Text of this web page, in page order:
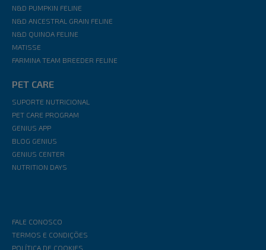
N&D PUMPKIN FELINE
N&D ANCESTRAL GRAIN FELINE
N&D QUINOA FELINE
MATISSE
FARMINA TEAM BREEDER FELINE
PET CARE
SUPORTE NUTRICIONAL
PET CARE PROGRAM
GENIUS APP
BLOG GENIUS
GENIUS CENTER
NUTRITION DAYS
FALE CONOSCO
TERMOS E CONDIÇÕES
POLÍTICA DE COOKIES